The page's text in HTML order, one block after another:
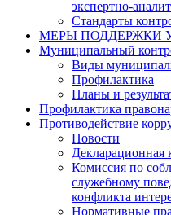
экспертно-
Стандарты
МЕРЫ ПОДДЕРЖКИ
Муниципальный
Виды
Профилактика
Планы и
Профилактика
Противодействие
Новости
Декларационная
Комиссия по
служебному
конфликта
Нормативные